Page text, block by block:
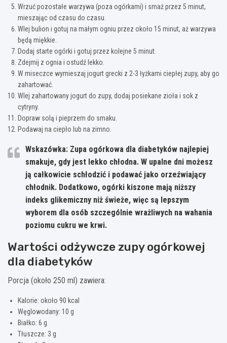
Wrzuć pozostałe warzywa (poza ogórkami) i smaż przez 5 minut,
mieszając od czasu do czasu.
Wlej bulion i gotuj na małym ogniu przez około 15 minut, aż warzywa
będą miękkie.
Dodaj starte ogórki i gotuj przez kolejne 5 minut.
Zdejmij z ognia i ostudź lekko.
W miseczce wymieszaj jogurt grecki z 2-3 łyżkami ciepłej zupy, aby go
zahartować.
Wlej zahartowany jogurt do zupy, dodaj posiekane zioła i sok z
cytryny.
Dopraw solą i pieprzem do smaku.
Podawaj na ciepło lub na zimno.
Wskazówka: Zupa ogórkowa dla diabetyków najlepiej
smakuje, gdy jest lekko chłodna. W upalne dni możesz
ją całkowicie schłodzić i podawać jako orzeźwiający
chłodnik. Dodatkowo, ogórki kiszone mają niższy
indeks glikemiczny niż świeże, więc są lepszym
wyborem dla osób szczególnie wrażliwych na wahania
poziomu cukru we krwi.
Wartości odżywcze zupy ogórkowej
dla diabetyków
Porcja (około 250 ml) zawiera:
Kalorie: około 90 kcal
Węglowodany: 10 g
Białko: 6 g
Tłuszcze: 3 g